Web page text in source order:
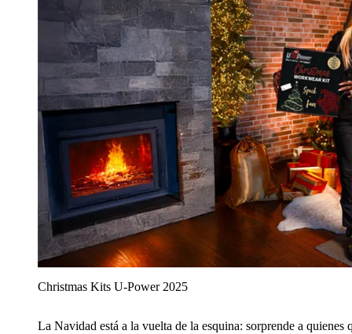
Christmas Kits U‑Power 2025
La Navidad está a la vuelta de la esquina: sorprende a